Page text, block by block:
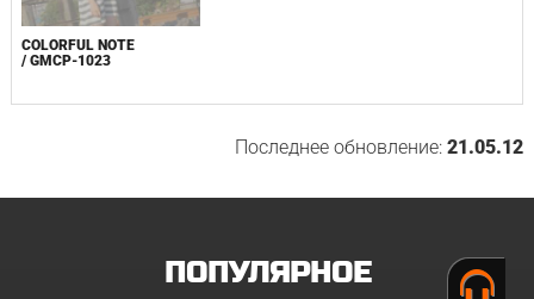
COLORFUL NOTE
/ GMCP-1023
Последнее обновление:21.05.12
ПОПУЛЯРНОЕ